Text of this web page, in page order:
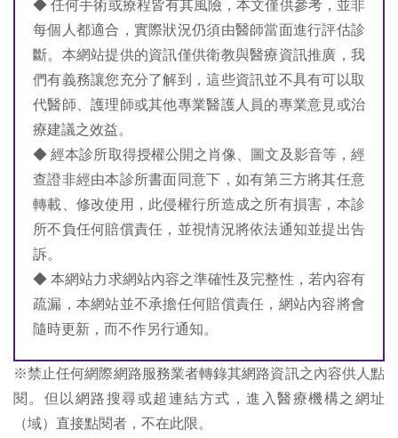
◆ 任何手術或療程皆有其風險，本文僅供參考，並非
每個人都適合，實際狀況仍須由醫師當面進行評估診
斷。本網站提供的資訊僅供衛教與醫療資訊推廣，我
們有義務讓您充分了解到，這些資訊並不具有可以取
代醫師、護理師或其他專業醫護人員的專業意見或治
療建議之效益。
◆ 經本診所取得授權公開之肖像、圖文及影音等，經
查證非經由本診所書面同意下，如有第三方將其任意
轉載、修改使用，此侵權行所造成之所有損害，本診
所不負任何賠償責任，並視情況將依法通知並提出告
訴。
◆ 本網站力求網站內容之準確性及完整性，若內容有
疏漏，本網站並不承擔任何賠償責任，網站內容將會
隨時更新，而不作另行通知。
※禁止任何網際網路服務業者轉錄其網路資訊之內容供人點
閱。但以網路搜尋或超連結方式，進入醫療機構之網址
（域）直接點閱者，不在此限。